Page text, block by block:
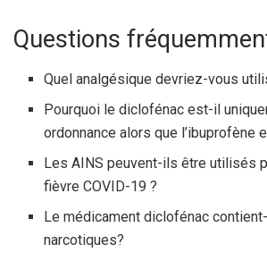
Questions
Quel analgésique devriez-vous
Pourquoi le diclofénac est-il
ordonnance alors que l’ibuprofène
Les AINS peuvent-ils être utilisés
fièvre COVID-19 ?
Le médicament diclofénac
narcotiques?